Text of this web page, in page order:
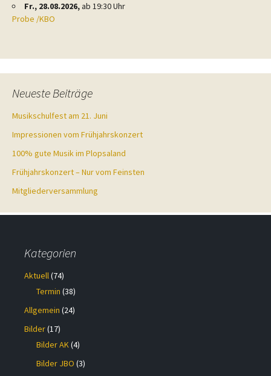
Fr., 28.08.2026,ab 19:30 Uhr
Probe /KBO
Neueste Beiträge
Musikschulfest am 21. Juni
Impressionen vom Frühjahrskonzert
100% gute Musik im Plopsaland
Frühjahrskonzert – Nur vom Feinsten
Mitgliederversammlung
Kategorien
Aktuell(74)
Termin (38)
Allgemein (24)
Bilder(17)
Bilder AK(4)
Bilder JBO (3)